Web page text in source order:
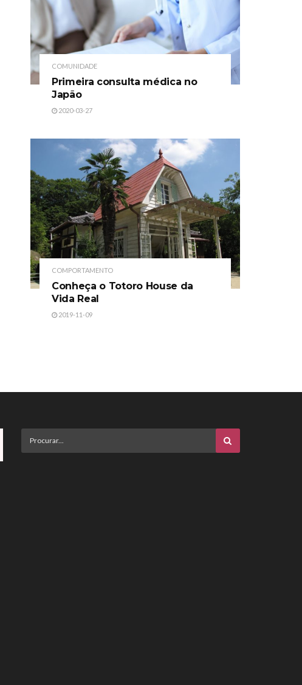
COMUNIDADE
Primeira consulta médica no
Japão
2020-03-27
COMPORTAMENTO
Conheça o Totoro House da
Vida Real
2019-11-09